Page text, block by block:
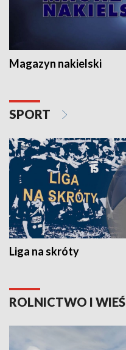
Magazyn nakielski
SPORT
Liga na skróty
ROLNICTWO I WIEŚ